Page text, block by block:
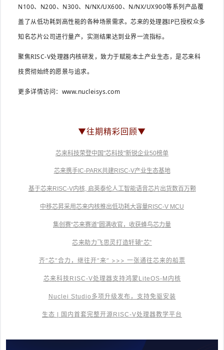
N100、N200、N300、N/NX/UX600、N/NX/UX900等系列产品覆
盖了从低功耗到高性能的各种场景需求。芯来的处理器IP已授权众多
知名芯片公司进行量产，实测结果达到业界一流指标。
聚焦RISC-V处理器内核研发，致力于赋能本土产业生态，是芯来科
技贯彻始终的愿景与追求。
更多详情访问： www.nucleisys.com
▼往期精彩回顾▼
芯来科技荣登中国"芯科技"新锐企业50榜单
芯来携手IC-PARK共建RISC-V产业生态基地
基于芯来RISC-V内核, 启英泰伦人工智能语音芯片出货数百万颗
中移芯昇采用芯来内核推出低功耗大容量RISC-V MCU
集创赛“芯来赛道”圆满收官，收获蜂鸟芯力量
芯来助力飞思灵打造轩辕“芯”
齐“芯”合力，继往开“来” >>> 一张通往芯来的船票
芯来科技RISC-V处理器支持鸿蒙LiteOS-M内核
Nuclei Studio多项升级发布，支持免驱安装
生态 | 国内首套完整开源RISC-V处理器教学平台